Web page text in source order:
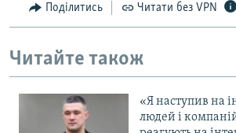
Поділитись Читати без VPN
Читайте також
«Я наступив на
людей і